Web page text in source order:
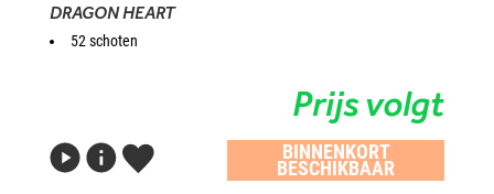
DRAGON HEART
52 schoten
Prijs volgt
BINNENKORT
BESCHIKBAAR